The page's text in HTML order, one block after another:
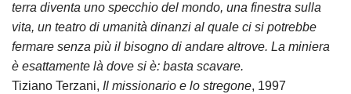
terra diventa uno specchio del mondo, una finestra sulla
vita, un teatro di umanità dinanzi al quale ci si potrebbe
fermare senza più il bisogno di andare altrove. La miniera
è esattamente là dove si è: basta scavare.
Tiziano Terzani, Il missionario e lo stregone, 1997